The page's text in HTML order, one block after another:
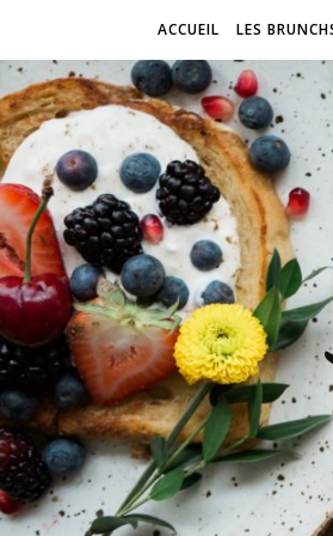
ACCUEIL LES